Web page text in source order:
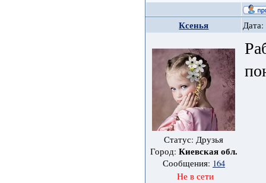
Ксенья Дата:
Статус: Друзья
Город: Киевская обл.
Сообщения: 164
Не в сети